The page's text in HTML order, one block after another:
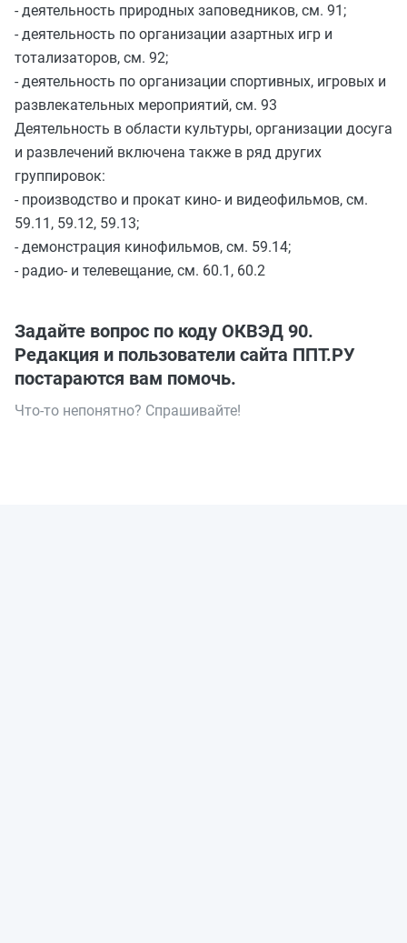
- деятельность природных заповедников, см. 91;
- деятельность по организации азартных игр и
тотализаторов, см. 92;
- деятельность по организации спортивных, игровых и
развлекательных мероприятий, см. 93
Деятельность в области культуры, организации досуга
и развлечений включена также в ряд других
группировок:
- производство и прокат кино- и видеофильмов, см.
59.11, 59.12, 59.13;
- демонстрация кинофильмов, см. 59.14;
- радио- и телевещание, см. 60.1, 60.2
Задайте вопрос по коду ОКВЭД 90.
Редакция и пользователи сайта ППТ.РУ
постараются вам помочь.
Что-то непонятно? Спрашивайте!